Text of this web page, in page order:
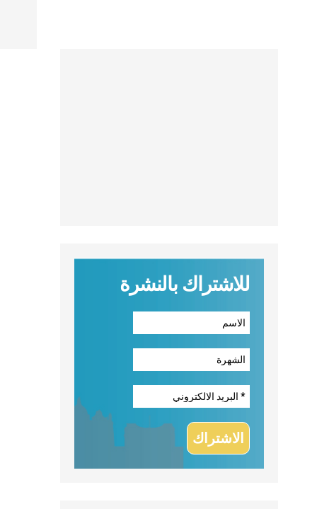
للاشتراك بالنشرة